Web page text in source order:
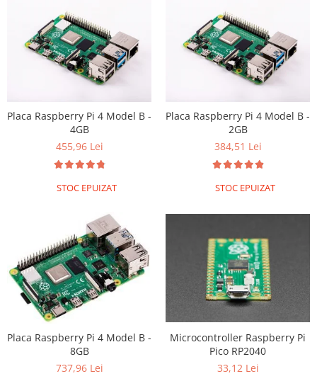
Placa Raspberry Pi 4 Model B -
4GB
455,96 Lei
STOC EPUIZAT
Placa Raspberry Pi 4 Model B -
2GB
384,51 Lei
STOC EPUIZAT
Placa Raspberry Pi 4 Model B -
8GB
737,96 Lei
Microcontroller Raspberry Pi
Pico RP2040
33,12 Lei